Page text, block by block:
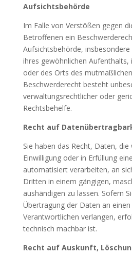
Aufsichtsbehörde
Im Falle von Verstößen gegen
Betroffenen ein
Aufsichtsbehörde,
ihres gewöhnlichen Aufenthalts,
oder des Orts des
Beschwerderecht besteht
verwaltungsrechtlicher oder
Rechtsbehelfe.
Recht auf
Sie haben das Recht, Daten,
Einwilligung oder in Erfüllung
automatisiert verarbeiten, an
Dritten in einem gängigen,
aushändigen zu lassen. Sofern
Übertragung der Daten an
Verantwortlichen verlangen,
technisch machbar ist.
Recht auf Auskunft,